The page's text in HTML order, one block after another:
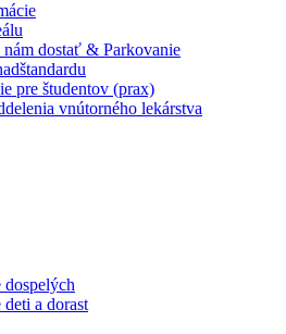
dostať & Parkovanie
pre študentov (prax)
vnútorného lekárstva
a dorast